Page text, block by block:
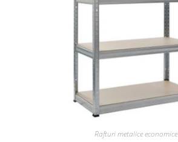
Rafturi metalice economice